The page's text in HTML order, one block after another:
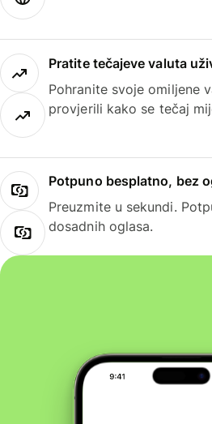
Pratite tečajeve valuta
Pohranite svoje omiljene
provjerili kako se tečaj
Potpuno besplatno, bez
Preuzmite u sekundi.
dosadnih oglasa.